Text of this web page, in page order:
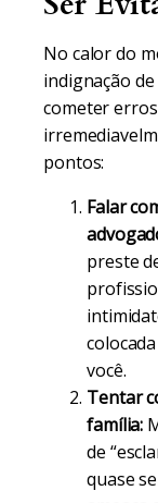
No calor do
indignação
cometer
pontos:
Falar
preste
você.
Tentar
família:
de
quase